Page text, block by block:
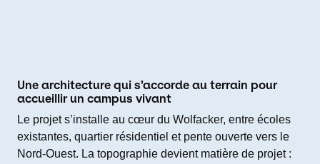
Une architecture qui s’accorde au terrain pour
accueillir un campus vivant
Le projet s’installe au cœur du Wolfacker, entre écoles
existantes, quartier résidentiel et pente ouverte vers le
Nord-Ouest. La topographie devient matière de projet :